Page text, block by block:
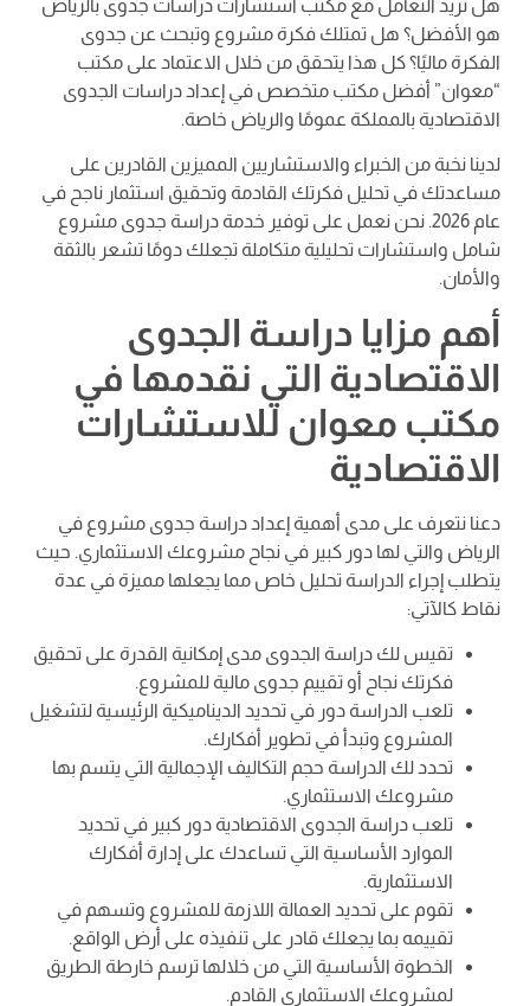
هل تريد التعامل مع مكتب استشارات دراسات جدوى بالرياض
هو الأفضل؟ هل تمتلك فكرة مشروع وتبحث عن جدوى
الفكرة ماليًا؟ كل هذا يتحقق من خلال الاعتماد على مكتب
“معوان” أفضل مكتب متخصص في إعداد دراسات الجدوى
الاقتصادية بالمملكة عمومًا والرياض خاصة.
لدينا نخبة من الخبراء والاستشاريين المميزين القادرين على
مساعدتك في تحليل فكرتك القادمة وتحقيق استثمار ناجح في
عام 2026. نحن نعمل على توفير خدمة دراسة جدوى مشروع
شامل واستشارات تحليلية متكاملة تجعلك دومًا تشعر بالثقة
والأمان.
أهم مزايا دراسة الجدوى
الاقتصادية التي نقدمها في
مكتب معوان للاستشارات
الاقتصادية
دعنا نتعرف على مدى أهمية إعداد دراسة جدوى مشروع في
الرياض والتي لها دور كبير في نجاح مشروعك الاستثماري. حيث
يتطلب إجراء الدراسة تحليل خاص مما يجعلها مميزة في عدة
نقاط كالآتي:
تقيس لك دراسة الجدوى مدى إمكانية القدرة على تحقيق
فكرتك نجاح أو تقييم جدوى مالية للمشروع.
تلعب الدراسة دور في تحديد الديناميكية الرئيسية لتشغيل
المشروع وتبدأ في تطوير أفكارك.
تحدد لك الدراسة حجم التكاليف الإجمالية التي يتسم بها
مشروعك الاستثماري.
تلعب دراسة الجدوى الاقتصادية دور كبير في تحديد
الموارد الأساسية التي تساعدك على إدارة أفكارك
الاستثمارية.
تقوم على تحديد العمالة اللازمة للمشروع وتسهم في
تقييمه بما يجعلك قادر على تنفيذه على أرض الواقع.
الخطوة الأساسية التي من خلالها ترسم خارطة الطريق
لمشروعك الاستثماري القادم.